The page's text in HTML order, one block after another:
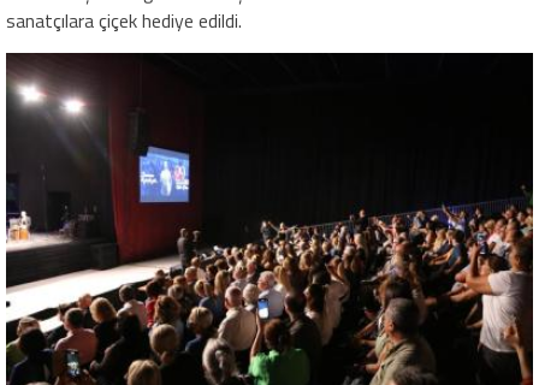
sanatçılara çiçek hediye edildi.